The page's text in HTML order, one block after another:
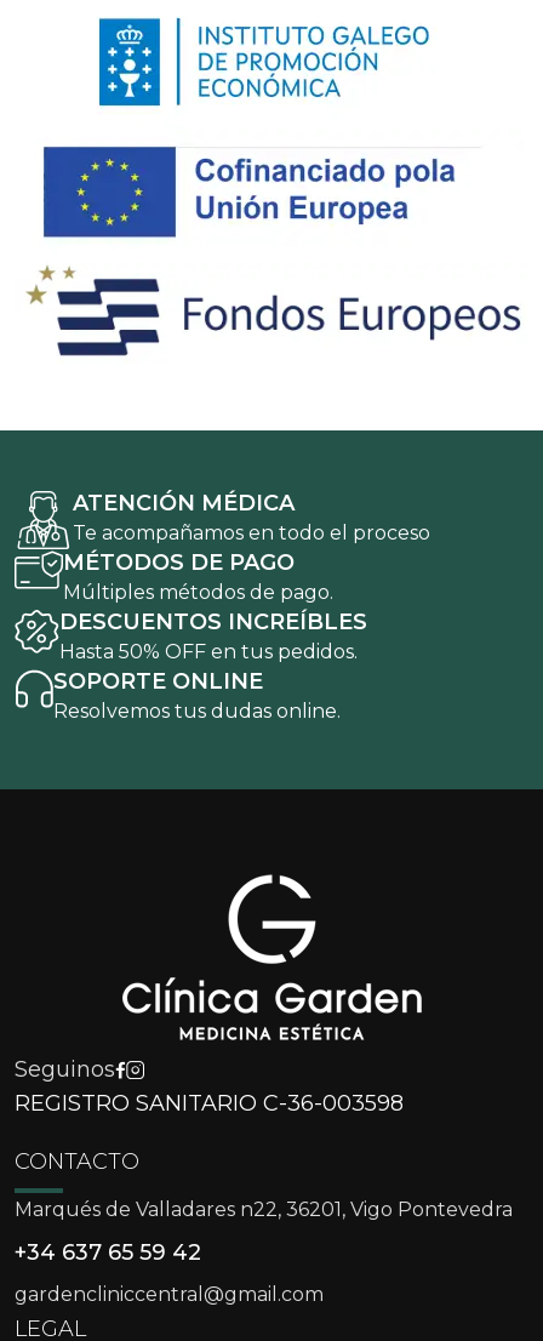
ATENCIÓN MÉDICA
Te acompañamos en todo el proceso
MÉTODOS DE PAGO
Múltiples métodos de pago.
DESCUENTOS INCREÍBLES
Hasta 50% OFF en tus pedidos.
SOPORTE ONLINE
Resolvemos tus dudas online.
Seguinos
REGISTRO SANITARIO C-36-003598
LEGAL
CONTACTO
Marqués de Valladares n22, 36201, Vigo Pontevedra
+34 637 65 59 42
gardencliniccentral@gmail.com